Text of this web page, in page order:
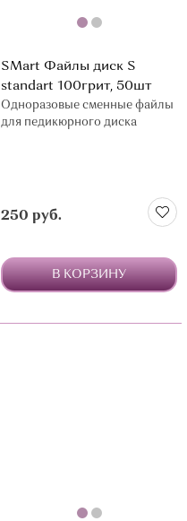
SMart Файлы диск S
standart 100грит, 50шт
Одноразовые сменные файлы
для педикюрного диска
250 руб.
В КОРЗИНУ